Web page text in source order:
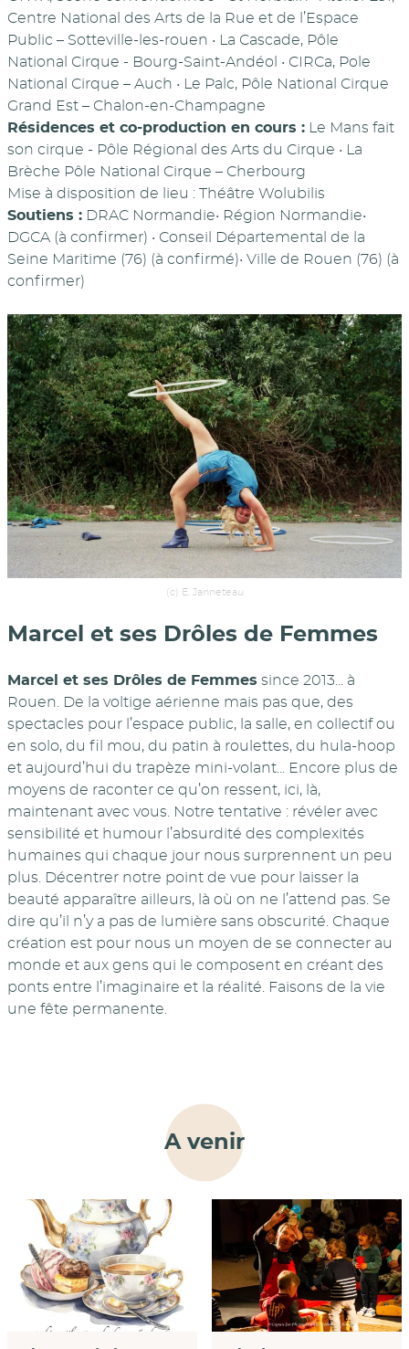
Centre National des Arts de la Rue et de l’Espace
Public – Sotteville-les-rouen • La Cascade, Pôle
National Cirque - Bourg-Saint-Andéol • CIRCa, Pole
National Cirque – Auch • Le Palc, Pôle National Cirque
Grand Est – Chalon-en-Champagne
Résidences et co-production en cours : Le Mans fait
son cirque - Pôle Régional des Arts du Cirque • La
Brèche Pôle National Cirque – Cherbourg
Mise à disposition de lieu : Théâtre Wolubilis
Soutiens : DRAC Normandie• Région Normandie•
DGCA (à confirmer) • Conseil Départemental de la
Seine Maritime (76) (à confirmé)• Ville de Rouen (76) (à
confirmer)
(c) E. Janneteau
Marcel et ses Drôles de Femmes
Marcel et ses Drôles de Femmes since 2013... à
Rouen. De la voltige aérienne mais pas que, des
spectacles pour l’espace public, la salle, en collectif ou
en solo, du fil mou, du patin à roulettes, du hula-hoop
et aujourd’hui du trapèze mini-volant... Encore plus de
moyens de raconter ce qu’on ressent, ici, là,
maintenant avec vous. Notre tentative : révéler avec
sensibilité et humour l’absurdité des complexités
humaines qui chaque jour nous surprennent un peu
plus. Décentrer notre point de vue pour laisser la
beauté apparaître ailleurs, là où on ne l’attend pas. Se
dire qu’il n’y a pas de lumière sans obscurité. Chaque
création est pour nous un moyen de se connecter au
monde et aux gens qui le composent en créant des
ponts entre l’imaginaire et la réalité. Faisons de la vie
une fête permanente.
A venir